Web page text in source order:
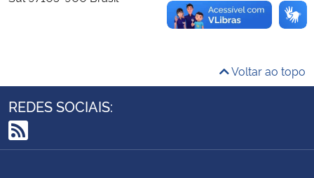
Controladoria-Geral da União
Voltar ao topo
REDES SOCIAIS:
RSS